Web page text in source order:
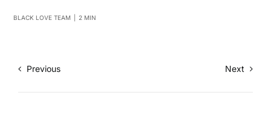
BLACK LOVE TEAM 2 MIN
Previous Next